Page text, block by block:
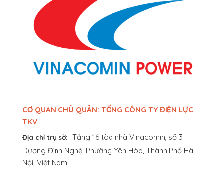
CƠ QUAN CHỦ QUẢN: TỔNG CÔNG TY ĐIỆN LỰC
TKV
Địa chỉ trụ sở: Tầng 16 tòa nhà Vinacomin, số 3
Dương Đình Nghệ, Phường Yên Hòa, Thành Phố Hà
Nội, Việt Nam